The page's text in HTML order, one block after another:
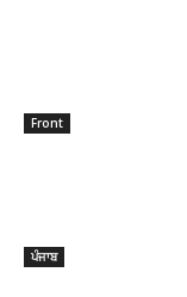
Front
ਪੰਜਾਬ